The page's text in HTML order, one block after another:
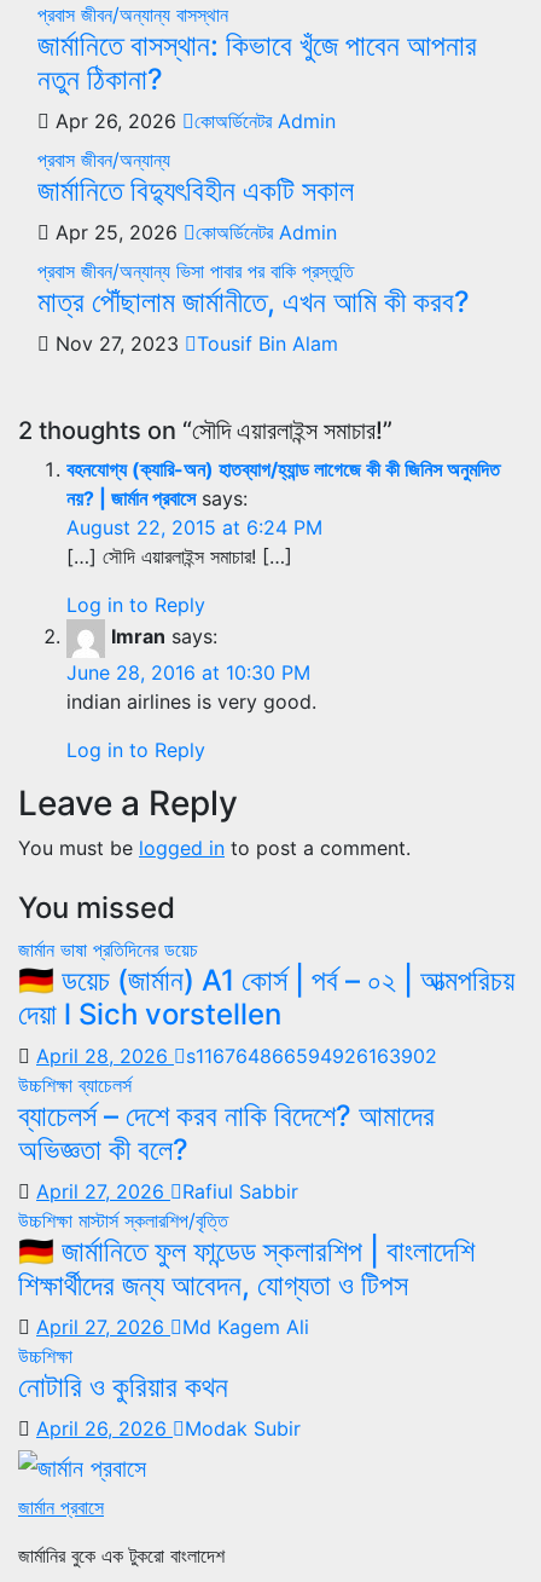
প্রবাস জীবন/অন্যান্য বাসস্থান
জার্মানিতে বাসস্থান: কিভাবে খুঁজে পাবেন আপনার
নতুন ঠিকানা?
Apr 26, 2026
কোঅর্ডিনেটর Admin
প্রবাস জীবন/অন্যান্য
জার্মানিতে বিদ্যুৎবিহীন একটি সকাল
Apr 25, 2026
কোঅর্ডিনেটর Admin
প্রবাস জীবন/অন্যান্য ভিসা পাবার পর বাকি প্রস্তুতি
মাত্র পৌঁছালাম জার্মানীতে, এখন আমি কী করব?
Nov 27, 2023 Tousif Bin Alam
2 thoughts on “সৌদি এয়ারলাইন্স সমাচার!”
বহনযোগ্য (ক্যারি-অন) হাতব্যাগ/হ্যান্ড লাগেজে কী কী জিনিস অনুমদিত
নয়? | জার্মান প্রবাসে says:
August 22, 2015 at 6:24 PM
[…] সৌদি এয়ারলাইন্স সমাচার! […]
Log in to Reply
Imran says:
June 28, 2016 at 10:30 PM
indian airlines is very good.
Log in to Reply
Leave a Reply
You must be logged in to post a comment.
You missed
জার্মান ভাষা প্রতিদিনের ডয়েচ
🇩🇪 ডয়েচ (জার্মান) A1 কোর্স | পর্ব – ০২ | আত্মপরিচয়
দেয়া l Sich vorstellen
April 28, 2026
s116764866594926163902
উচ্চশিক্ষাব্যাচেলর্স
ব্যাচেলর্স – দেশে করব নাকি বিদেশে? আমাদের
অভিজ্ঞতা কী বলে?
April 27, 2026
Rafiul Sabbir
উচ্চশিক্ষা মাস্টার্সস্কলারশিপ/বৃত্তি
🇩🇪 জার্মানিতে ফুল ফান্ডেড স্কলারশিপ | বাংলাদেশি
শিক্ষার্থীদের জন্য আবেদন, যোগ্যতা ও টিপস
April 27, 2026
Md Kagem Ali
উচ্চশিক্ষা
নোটারি ও কুরিয়ার কথন
April 26, 2026 Modak Subir
জার্মান প্রবাসে
জার্মানির বুকে এক টুকরো বাংলাদেশ